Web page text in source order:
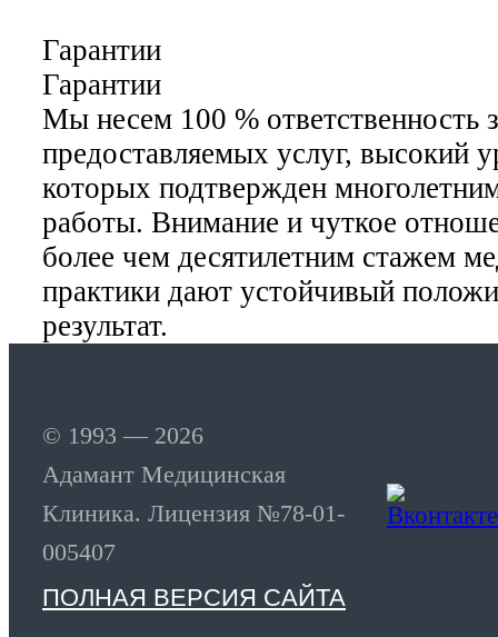
Гарантии
Гарантии
Мы несем 100 % ответственность
предоставляемых услуг, высокий
которых подтвержден
работы. Внимание и чуткое
более чем десятилетним стажем
практики дают устойчивый
результат.
© 1993 — 2026
Адамант Медицинская
Клиника. Лицензия №78-01-
005407
ПОЛНАЯ ВЕРСИЯ САЙТА